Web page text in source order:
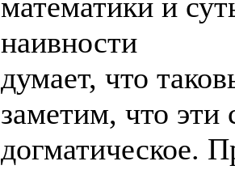
наивности
думает, что
заметим, что эти
догматическое.